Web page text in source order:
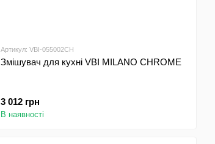
Артикул: VBI-055002CH
Змішувач для кухні VBI MILANO CHROME
3 012 грн
В наявності